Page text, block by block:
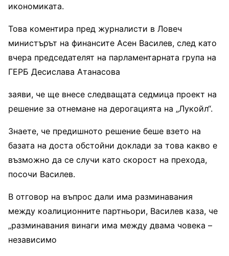
икономиката.
Това коментира пред журналисти в Ловеч
министърът на финансите Асен Василев, след като
вчера председателят на парламентарната група на
ГЕРБ Десислава Атанасова
заяви, че ще внесе следващата седмица проект на
решение за отнемане на дерогацията на „Лукойл“.
Знаете, че предишното решение беше взето на
базата на доста обстойни доклади за това какво е
възможно да се случи като скорост на прехода,
посочи Василев.
В отговор на въпрос дали има разминавания
между коалиционните партньори, Василев каза, че
„разминавания винаги има между двама човека –
независимо